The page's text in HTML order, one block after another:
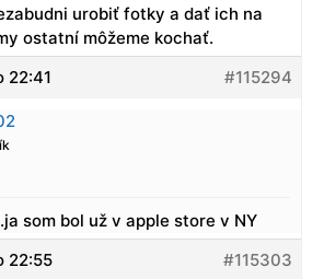
urobiť fotky a dať ich na
ostatní môžeme kochať.
22:41
#115294
som bol už v apple store v NY
22:55
#115303